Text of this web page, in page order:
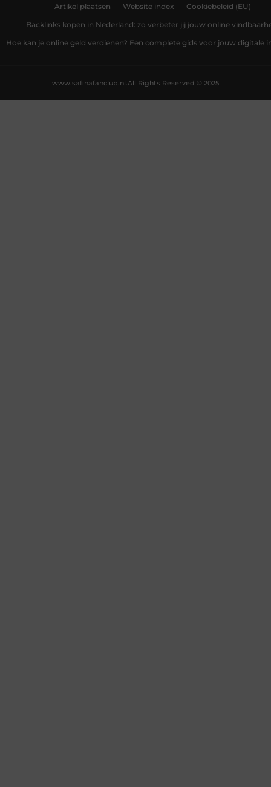
Artikel plaatsen Website index Cookiebeleid (EU)
Backlinks kopen in Nederland: zo verbeter jij jouw online
Hoe kan je online geld verdienen? Een complete gids voor jouw digitale
All Rights Reserved © 2025
www.safinafanclub.nl.